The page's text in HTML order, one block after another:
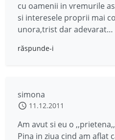
cu oamenii in vremurile
si interesele proprii mai
unora,trist dar adevarat…
răspunde-i
simona
11.12.2011
Am avut si eu o
Pina in ziua cind am aflat